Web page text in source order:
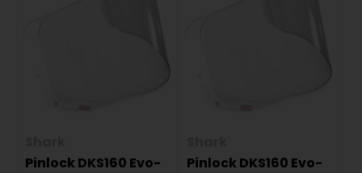
Pinlock DKS160 Evo-
Pinlock DKS160 Evo-